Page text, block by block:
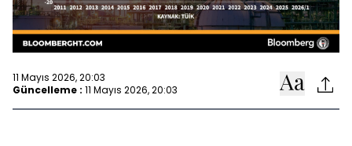
11 Mayıs 2026, 20:03
Güncelleme : 11 Mayıs 2026, 20:03